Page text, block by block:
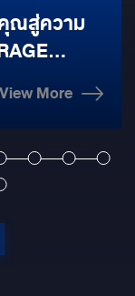
ประตูเพิ่ม
ยลำโพง 6.5
K-165
: GZULTRA
ม กับ
SQ-C ลำโพง
ดตั้งลำโพง
45C-B
View More